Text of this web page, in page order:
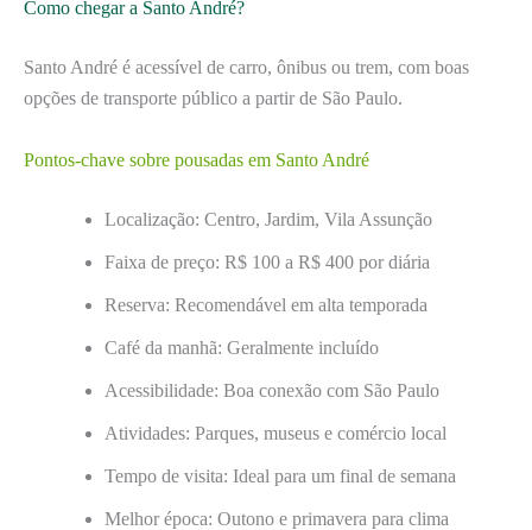
Como chegar a Santo André?
Santo André é acessível de carro, ônibus ou trem, com boas
opções de transporte público a partir de São Paulo.
Pontos-chave sobre pousadas em Santo André
Localização: Centro, Jardim, Vila Assunção
Faixa de preço: R$ 100 a R$ 400 por diária
Reserva: Recomendável em alta temporada
Café da manhã: Geralmente incluído
Acessibilidade: Boa conexão com São Paulo
Atividades: Parques, museus e comércio local
Tempo de visita: Ideal para um final de semana
Melhor época: Outono e primavera para clima